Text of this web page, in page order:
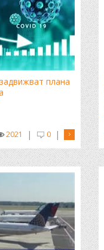
плана
|
0
|
2021